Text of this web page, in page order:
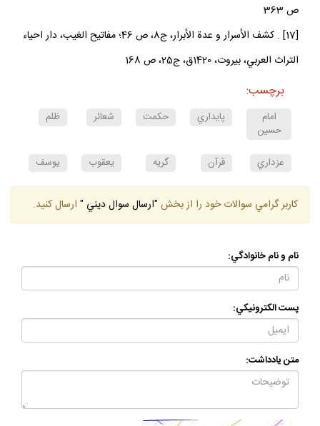
ص 363
[17] . كشف الأسرار و عدة الأبرار، ج‏8، ص 46؛ مفاتيح الغيب، دار احياء
التراث العربي، بيروت، 1420ق، ج‏25، ص 168
برچسب:
امام
حسين
پايداري حكمت شعائر ظلم
عزداري قرآن گريه يعقوب يوسف
كاربر گرامي سوالات خود را از بخش "ارسال سوال ديني " ارسال كنيد.
نام و نام خانوادگي:
پست الكترونيكي:
متن يادداشت: